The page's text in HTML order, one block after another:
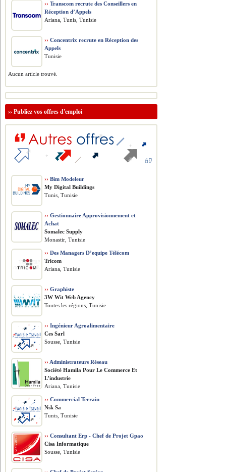
›› Transcom recrute des Conseillers en
Réception d’Appels
Ariana, Tunis, Tunisie
›› Concentrix recrute en Réception des
Appels
Tunisie
Aucun article trouvé.
››Publiez vos offres d'emploi
›› Bim Modeleur
My Digital Buildings
Tunis, Tunisie
›› Gestionnaire Approvisionnement et
Achat
Somalec Supply
Monastir, Tunisie
›› Des Managers D’equipe Télécom
Tricom
Ariana, Tunisie
›› Graphiste
3W Wit Web Agency
Toutes les régions, Tunisie
›› Ingénieur Agroalimentaire
Ces Sarl
Sousse, Tunisie
›› Administrateurs Réseau
Société Hamila Pour Le Commerce Et
L’industrie
Ariana, Tunisie
›› Commercial Terrain
Nsk Sa
Tunis, Tunisie
›› Consultant Erp - Chef de Projet Gpao
Cisa Informatique
Sousse, Tunisie